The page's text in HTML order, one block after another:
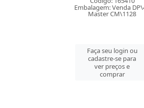
Embalagem: Venda
Master CX\50
Faça seu login ou
cadastre-se para
ver preços e
comprar